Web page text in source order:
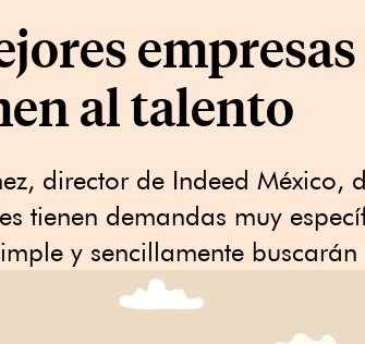
al talento
director de Indeed México,
tienen demandas muy
y sencillamente